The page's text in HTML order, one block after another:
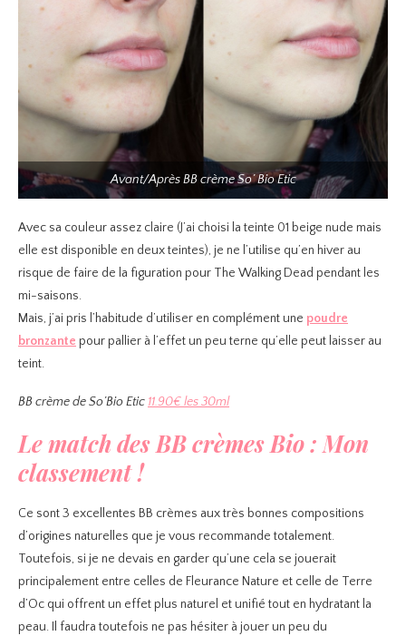
Avant/Après BB crème So’ Bio Etic
Avec sa couleur assez claire (J’ai choisi la teinte 01 beige nude mais
elle est disponible en deux teintes), je ne l’utilise qu’en hiver au
risque de faire de la figuration pour The Walking Dead pendant les
mi-saisons.
Mais, j’ai pris l’habitude d’utiliser en complément une poudre
bronzante pour pallier à l’effet un peu terne qu’elle peut laisser au
teint.
BB crème de So’Bio Etic 11.90€ les 30ml
Le match des BB crèmes Bio : Mon
classement !
Ce sont 3 excellentes BB crèmes aux très bonnes compositions
d’origines naturelles que je vous recommande totalement.
Toutefois, si je ne devais en garder qu’une cela se jouerait
principalement entre celles de Fleurance Nature et celle de Terre
d’Oc qui offrent un effet plus naturel et unifié tout en hydratant la
peau. Il faudra toutefois ne pas hésiter à jouer un peu du